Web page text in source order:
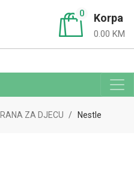
0 Korpa
0.00 KM
ZA DJECU Nestle